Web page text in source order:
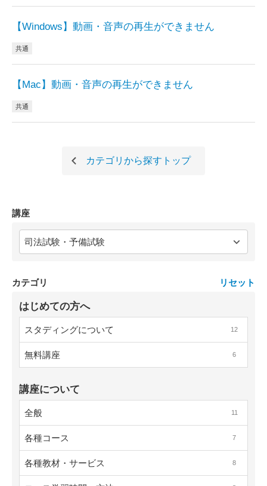
【Windows】動画・音声の再生ができません
共通
【Mac】動画・音声の再生ができません
共通
カテゴリから探す トップ
講座
カテゴリ リセット
はじめての方へ
スタディングについて 12
無料講座 6
講座について
全般 11
各種コース 7
各種教材・サービス 8